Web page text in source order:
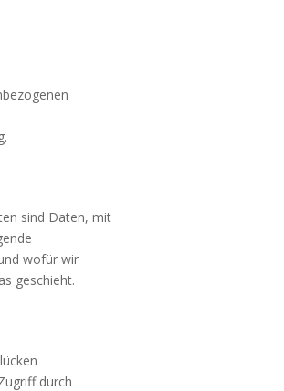
sind Daten, mit
wofür wir
geschieht.
durch